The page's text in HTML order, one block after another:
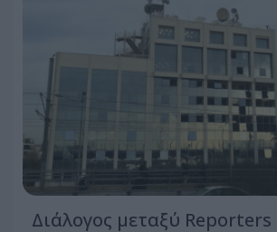
Διάλογος μεταξύ